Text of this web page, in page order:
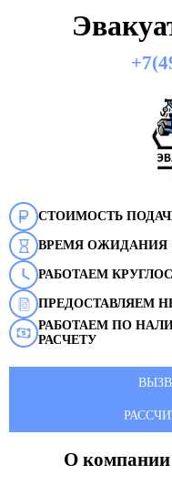
СТОИМОСТЬ
ВРЕМЯ ОЖИДАНИЯ
РАБОТАЕМ
ПРЕДОСТАВЛЯЕМ
РАБОТАЕМ ПО
РАСЧЕТУ
О компании